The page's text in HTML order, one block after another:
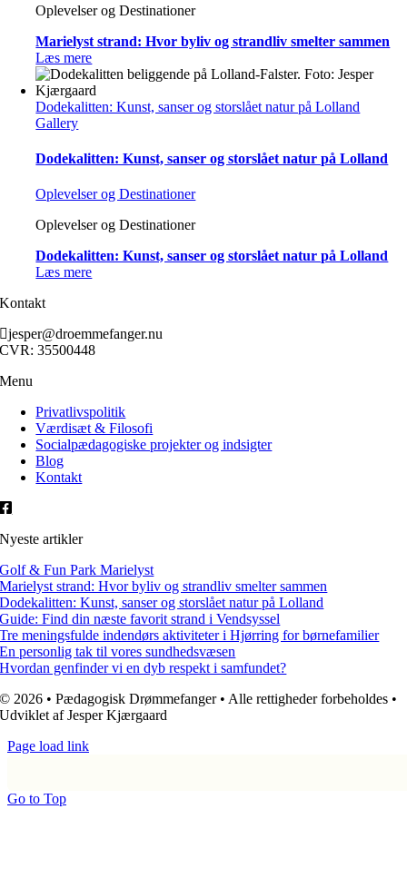
Oplevelser og Destinationer
Marielyst strand: Hvor byliv og strandliv smelter sammen
Læs mere
Dodekalitten: Kunst, sanser og storslået natur på Lolland
Gallery
Dodekalitten: Kunst, sanser og storslået natur på Lolland
Oplevelser og Destinationer
Oplevelser og Destinationer
Dodekalitten: Kunst, sanser og storslået natur på Lolland
Læs mere
Kontakt
jesper@droemmefanger.nu
CVR: 35500448
Menu
Privatlivspolitik
Værdisæt & Filosofi
Socialpædagogiske projekter og indsigter
Blog
Kontakt
Nyeste artikler
Golf & Fun Park Marielyst
Marielyst strand: Hvor byliv og strandliv smelter sammen
Dodekalitten: Kunst, sanser og storslået natur på Lolland
Guide: Find din næste favorit strand i Vendsyssel
Tre meningsfulde indendørs aktiviteter i Hjørring for børnefamilier
En personlig tak til vores sundhedsvæsen
Hvordan genfinder vi en dyb respekt i samfundet?
© 2026 • Pædagogisk Drømmefanger • Alle rettigheder forbeholdes •
Udviklet af Jesper Kjærgaard
Page load link
Go to Top